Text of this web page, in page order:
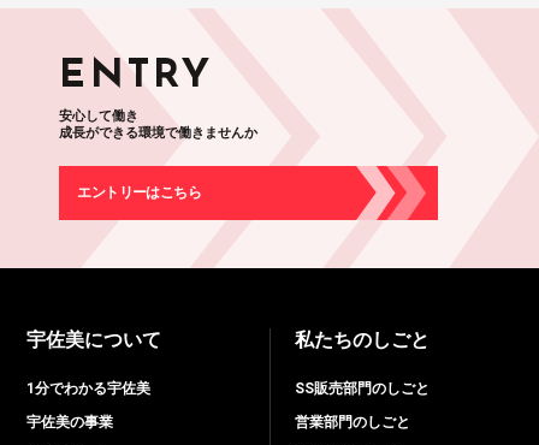
ENTRY
安心して働き
成長ができる環境で働きませんか
エントリーはこちら
宇佐美について
1分でわかる宇佐美
宇佐美の事業
私たちのしごと
SS販売部門のしごと
営業部門のしごと